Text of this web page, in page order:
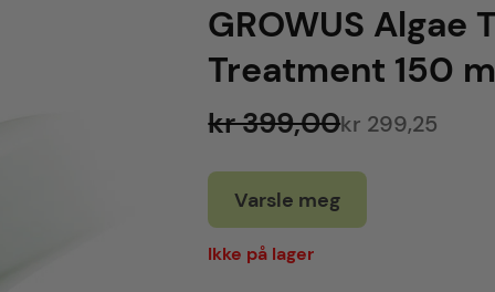
GROWUS Algae
Treatment 150
kr 399,00kr 299,25
Varsle meg
Ikke på lager